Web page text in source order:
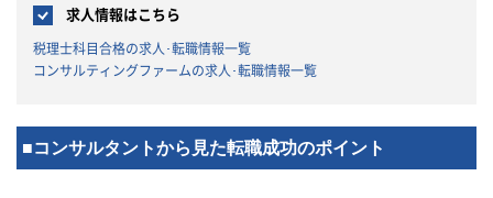
求人情報はこちら
税理士科目合格の求人･転職情報一覧
コンサルティングファームの求人･転職情報一覧
■コンサルタントから見た転職成功のポイント